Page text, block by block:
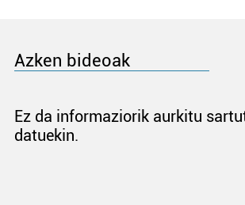
Azken bideoak
Ez da informaziorik aurkitu
datuekin.